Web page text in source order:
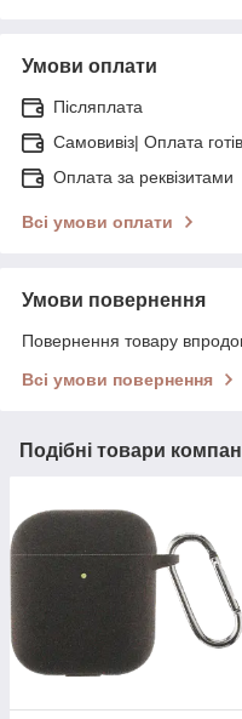
Умови оплати
Післяплата
Самовивіз| Оплата
Оплата за реквізитами
Всі умови оплати
Умови повернення
Повернення товару
Всі умови повернення
Подібні товари